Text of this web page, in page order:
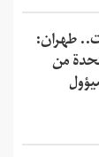
طهران:
من